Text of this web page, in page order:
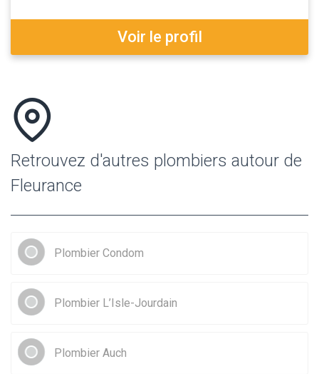
Voir le profil
Retrouvez d'autres plombiers autour de
Fleurance
Plombier Condom
Plombier L’Isle-Jourdain
Plombier Auch